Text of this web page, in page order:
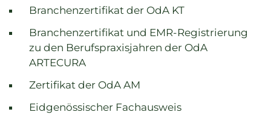
Branchenzertifikat der OdA KT
Branchenzertifikat und EMR-Registrierung
zu den Berufspraxisjahren der OdA
ARTECURA
Zertifikat der OdA AM
Eidgenössischer Fachausweis